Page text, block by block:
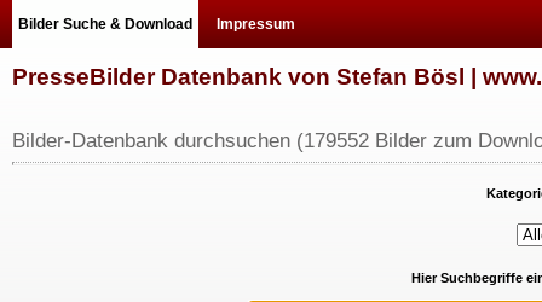
Bilder Suche & Download Impressum
PresseBilder Datenbank von Stefan Bösl |
Bilder-Datenbank durchsuchen (179552 Bilder zum
Hier Suchbegriffe